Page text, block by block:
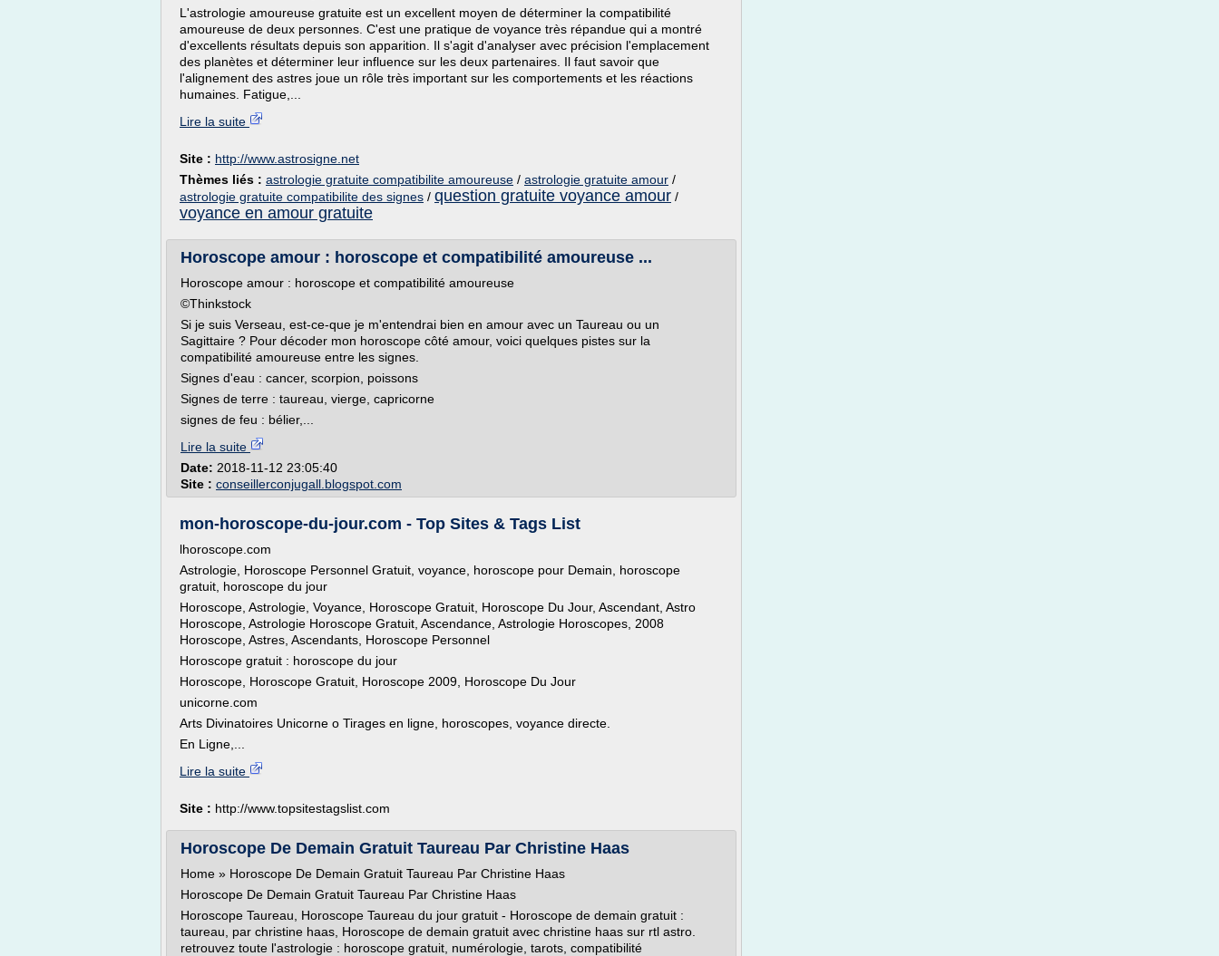
L'astrologie amoureuse gratuite est un excellent moyen de déterminer la compatibilité
amoureuse de deux personnes. C'est une pratique de voyance très répandue qui a montré
d'excellents résultats depuis son apparition. Il s'agit d'analyser avec précision l'emplacement
des planètes et déterminer leur influence sur les deux partenaires. Il faut savoir que
l'alignement des astres joue un rôle très important sur les comportements et les réactions
humaines. Fatigue,...
Lire la suite
Site : http://www.astrosigne.net
Thèmes liés : astrologie gratuite compatibilite amoureuse / astrologie gratuite amour /
astrologie gratuite compatibilite des signes / question gratuite voyance amour /
voyance en amour gratuite
Horoscope amour : horoscope et compatibilité amoureuse ...
Horoscope amour : horoscope et compatibilité amoureuse
©Thinkstock
Si je suis Verseau, est-ce-que je m'entendrai bien en amour avec un Taureau ou un
Sagittaire ? Pour décoder mon horoscope côté amour, voici quelques pistes sur la
compatibilité amoureuse entre les signes.
Signes d'eau : cancer, scorpion, poissons
Signes de terre : taureau, vierge, capricorne
signes de feu : bélier,...
Lire la suite
Date: 2018-11-12 23:05:40
Site : conseillerconjugall.blogspot.com
mon-horoscope-du-jour.com - Top Sites & Tags List
lhoroscope.com
Astrologie, Horoscope Personnel Gratuit, voyance, horoscope pour Demain, horoscope
gratuit, horoscope du jour
Horoscope, Astrologie, Voyance, Horoscope Gratuit, Horoscope Du Jour, Ascendant, Astro
Horoscope, Astrologie Horoscope Gratuit, Ascendance, Astrologie Horoscopes, 2008
Horoscope, Astres, Ascendants, Horoscope Personnel
Horoscope gratuit : horoscope du jour
Horoscope, Horoscope Gratuit, Horoscope 2009, Horoscope Du Jour
unicorne.com
Arts Divinatoires Unicorne o Tirages en ligne, horoscopes, voyance directe.
En Ligne,...
Lire la suite
Site : http://www.topsitestagslist.com
Horoscope De Demain Gratuit Taureau Par Christine Haas
Home » Horoscope De Demain Gratuit Taureau Par Christine Haas
Horoscope De Demain Gratuit Taureau Par Christine Haas
Horoscope Taureau, Horoscope Taureau du jour gratuit - Horoscope de demain gratuit :
taureau, par christine haas, Horoscope de demain gratuit avec christine haas sur rtl astro.
retrouvez toute l'astrologie : horoscope gratuit, numérologie, tarots, compatibilité